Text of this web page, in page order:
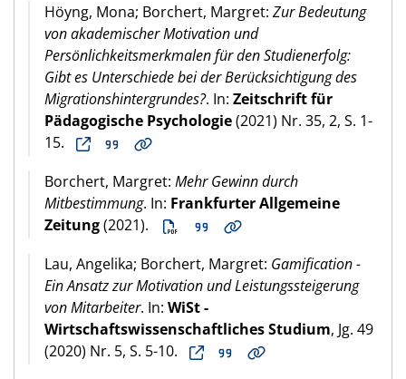
Höyng, Mona; Borchert, Margret: Zur Bedeutung
von akademischer Motivation und
Persönlichkeitsmerkmalen für den Studienerfolg:
Gibt es Unterschiede bei der Berücksichtigung des
Migrationshintergrundes?. In: Zeitschrift für
Pädagogische Psychologie(2021) Nr. 35, 2, S. 1-
15.
Borchert, Margret: Mehr Gewinn durch
Mitbestimmung. In: Frankfurter Allgemeine
Zeitung(2021).
Lau, Angelika; Borchert, Margret: Gamification -
Ein Ansatz zur Motivation und Leistungssteigerung
von Mitarbeiter. In: WiSt -
Wirtschaftswissenschaftliches Studium, Jg. 49
(2020) Nr. 5, S. 5-10.